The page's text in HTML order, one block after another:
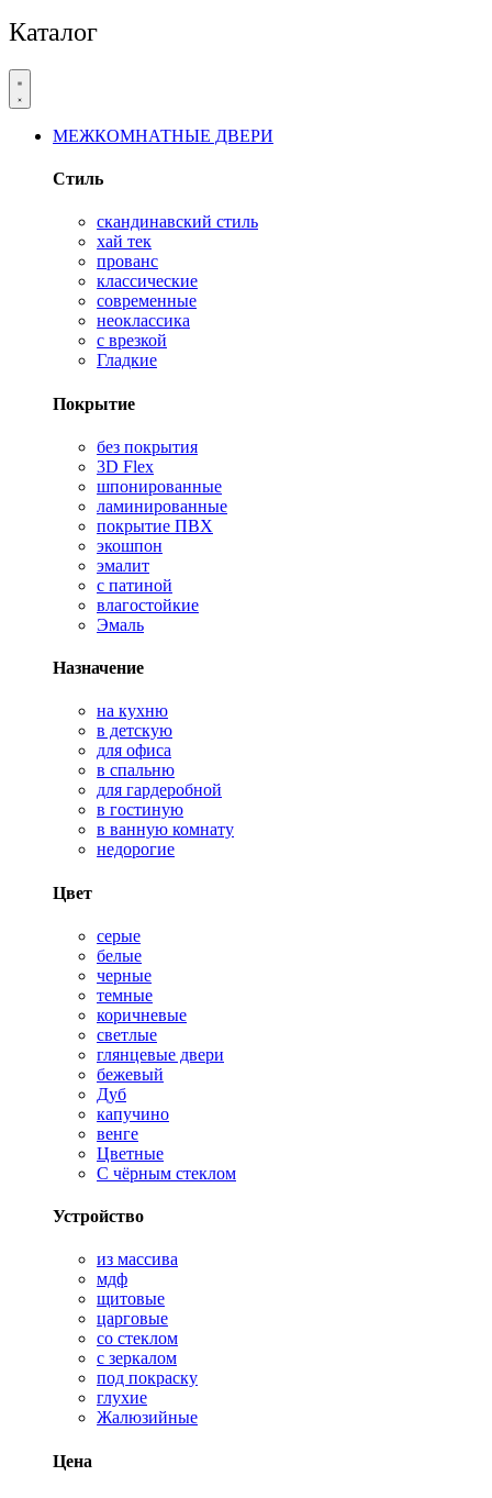
Каталог
МЕЖКОМНАТНЫЕ ДВЕРИ
Стиль
скандинавский стиль
хай тек
прованс
классические
современные
неоклассика
с врезкой
Гладкие
Покрытие
без покрытия
3D Flex
шпонированные
ламинированные
покрытие ПВХ
экошпон
эмалит
с патиной
влагостойкие
Эмаль
Назначение
на кухню
в детскую
для офиса
в спальню
для гардеробной
в гостиную
в ванную комнату
недорогие
Цвет
серые
белые
черные
темные
коричневые
светлые
глянцевые двери
бежевый
Дуб
капучино
венге
Цветные
С чёрным стеклом
Устройство
из массива
мдф
щитовые
царговые
со стеклом
с зеркалом
под покраску
глухие
Жалюзийные
Цена